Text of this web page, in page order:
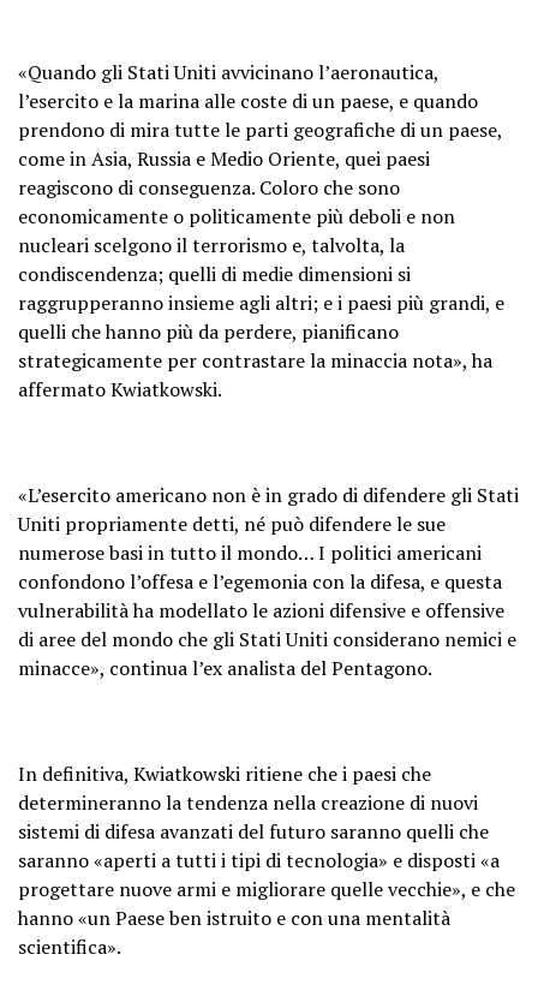
«Quando gli Stati Uniti avvicinano l’aeronautica,
l’esercito e la marina alle coste di un paese, e quando
prendono di mira tutte le parti geografiche di un paese,
come in Asia, Russia e Medio Oriente, quei paesi
reagiscono di conseguenza. Coloro che sono
economicamente o politicamente più deboli e non
nucleari scelgono il terrorismo e, talvolta, la
condiscendenza; quelli di medie dimensioni si
raggrupperanno insieme agli altri; e i paesi più grandi, e
quelli che hanno più da perdere, pianificano
strategicamente per contrastare la minaccia nota», ha
affermato Kwiatkowski.
«L’esercito americano non è in grado di difendere gli Stati
Uniti propriamente detti, né può difendere le sue
numerose basi in tutto il mondo… I politici americani
confondono l’offesa e l’egemonia con la difesa, e questa
vulnerabilità ha modellato le azioni difensive e offensive
di aree del mondo che gli Stati Uniti considerano nemici e
minacce», continua l’ex analista del Pentagono.
In definitiva, Kwiatkowski ritiene che i paesi che
determineranno la tendenza nella creazione di nuovi
sistemi di difesa avanzati del futuro saranno quelli che
saranno «aperti a tutti i tipi di tecnologia» e disposti «a
progettare nuove armi e migliorare quelle vecchie», e che
hanno «un Paese ben istruito e con una mentalità
scientifica».